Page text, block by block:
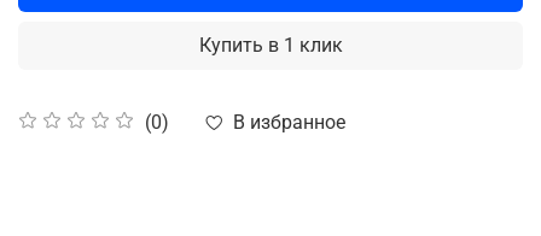
(0) В избранное
Купить в 1 клик